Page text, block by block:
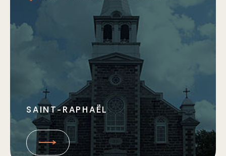
SAINT-RAPHAËL